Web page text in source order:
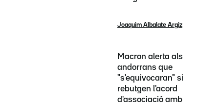
Joaquim Albalate Argiz
Macron alerta als
andorrans que
"s'equivocaran" si
rebutgen l'acord
d'associació amb